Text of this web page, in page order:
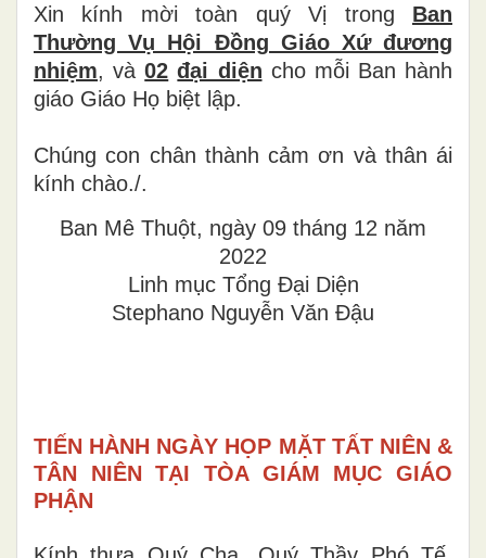
Xin kính mời toàn quý Vị trong Ban
Thường Vụ Hội Đồng Giáo Xứ đương
nhiệm, và02 đại diện cho mỗi Ban hành
giáo Giáo Họ biệt lập.
Chúng con chân thành cảm ơn và thân ái
kính chào./.
Ban Mê Thuột, ngày 09 tháng 12 năm
2022
Linh mục Tổng Đại Diện
Stephano Nguyễn Văn Đậu
TIẾN HÀNH NGÀY HỌP MẶT TẤT NIÊN &
TÂN NIÊN TẠI TÒA GIÁM MỤC GIÁO
PHẬN